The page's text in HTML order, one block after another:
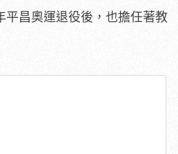
平昌奧運退役後，也擔任著教